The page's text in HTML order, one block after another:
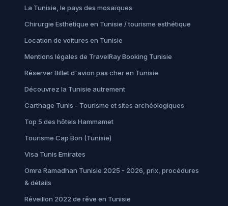
La Tunisie, le pays des mosaïques
Chirurgie Esthétique en Tunisie / tourisme esthétique
Location de voitures en Tunisie
Mentions légales de TravelRay Booking Tunisie
Réserver Billet d'avion pas cher en Tunisie
Découvrez la Tunisie autrement
Carthage Tunis - Tourisme et sites archéologiques
Top 5 des hôtels Hammamet
Tourisme Cap Bon (Tunisie)
Visa Tunis Emirates
Omra Ramadhan Tunisie 2025 - 2026, prix, procédures
& détails
Réveillon 2022 de rêve en Tunisie